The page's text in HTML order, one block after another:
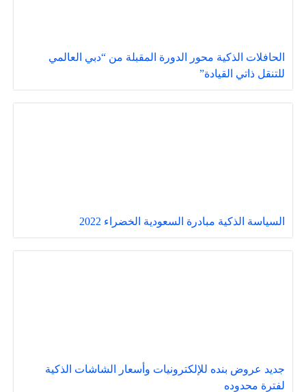
الحافلات الذكية محور الدورة المقبلة من “دبي العالمي
للتنقل ذاتي القيادة”
السياسة الذكية مبادرة السعودية الخضراء 2022
جديد عروض بنده للإلكترونيات وأسعار الشاشات الذكية
لفترة محدوده